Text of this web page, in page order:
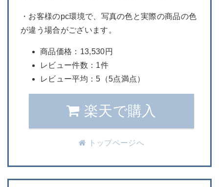
・お客様のpc環境で、写真の色と実際の商品の色
が違う場合がございます。
商品価格：13,530円
レビュー件数：1件
レビュー平均：5（5点満点）
楽天で購入
トップページへ